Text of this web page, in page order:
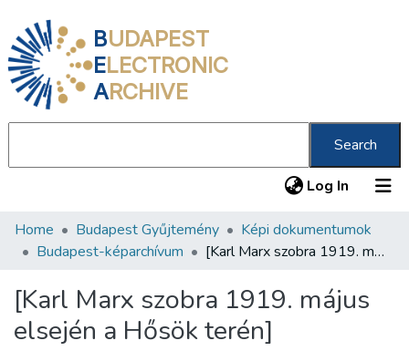
BUDAPEST
ELECTRONIC
ARCHIVE
Search
Log In (current)
Communities & Collections
Statistics
About us
Home Budapest Gyűjtemény
Képi dokumentumok
Budapest-képarchívum
[Karl Marx szobra 1919. május elsején a Hősök terén]
[Karl Marx szobra 1919. május
elsején a Hősök terén]